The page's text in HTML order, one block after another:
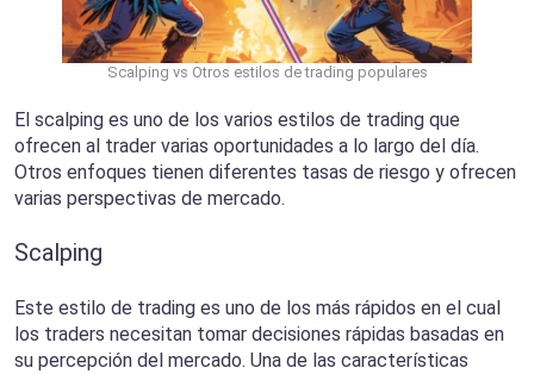
Scalping vs Otros estilos de trading populares
El scalping es uno de los varios estilos de trading que
ofrecen al trader varias oportunidades a lo largo del día.
Otros enfoques tienen diferentes tasas de riesgo y ofrecen
varias perspectivas de mercado.
Scalping
Este estilo de trading es uno de los más rápidos en el cual
los traders necesitan tomar decisiones rápidas basadas en
su percepción del mercado. Una de las características